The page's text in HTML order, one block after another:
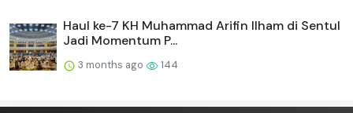
Haul ke-7 KH Muhammad Arifin Ilham di Sentul
Jadi Momentum P...
3 months ago 144